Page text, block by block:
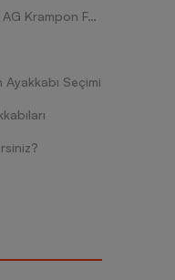
Krampon Nasıl Seçilir? FG ve AG Krampon Farkları Nelerdir?
Ayakkabı Seçimi